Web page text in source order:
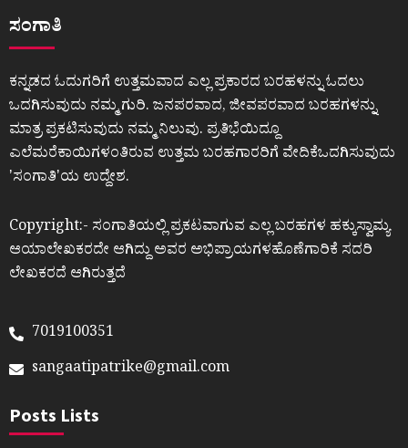
ಸಂಗಾತಿ
ಕನ್ನಡದ ಓದುಗರಿಗೆ ಉತ್ತಮವಾದ ಎಲ್ಲ ಪ್ರಕಾರದ ಬರಹಳನ್ನು ಓದಲು
ಒದಗಿಸುವುದು ನಮ್ಮ ಗುರಿ. ಜನಪರವಾದ, ಜೀವಪರವಾದ ಬರಹಗಳನ್ನು
ಮಾತ್ರ ಪ್ರಕಟಿಸುವುದು ನಮ್ಮ ನಿಲುವು. ಪ್ರತಿಭೆಯಿದ್ದೂ
ಎಲೆಮರೆಕಾಯಿಗಳಂತಿರುವ ಉತ್ತಮ ಬರಹಗಾರರಿಗೆ ವೇದಿಕೆಒದಗಿಸುವುದು
ʼಸಂಗಾತಿʼಯ ಉದ್ದೇಶ.
Copyright:- ಸಂಗಾತಿಯಲ್ಲಿ ಪ್ರಕಟವಾಗುವ ಎಲ್ಲ ಬರಹಗಳ ಹಕ್ಕುಸ್ವಾಮ್ಯ
ಆಯಾಲೇಖಕರದೇ ಆಗಿದ್ದು ಅವರ ಅಭಿಪ್ರಾಯಗಳಹೊಣೆಗಾರಿಕೆ ಸದರಿ
ಲೇಖಕರದೆ ಆಗಿರುತ್ತದೆ
7019100351
sangaatipatrike@gmail.com
Posts Lists